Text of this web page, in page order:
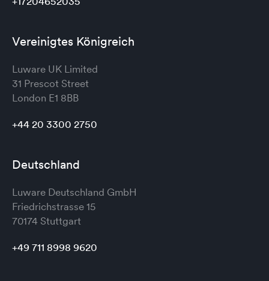
Vereinigtes Königreich
Luware UK Limited
31 Prescot Street
London E1 8BB
+44 20 3300 2750
Deutschland
Luware Deutschland GmbH
Friedrichstrasse 15
70174 Stuttgart
+49 711 8998 9620